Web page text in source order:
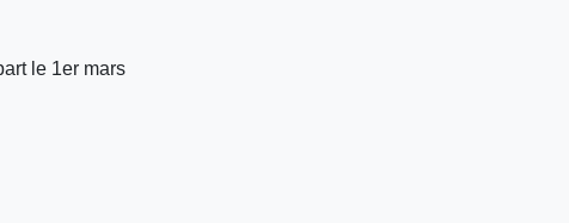
le 1er mars